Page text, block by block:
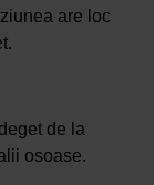
are loc
de la
osoase.